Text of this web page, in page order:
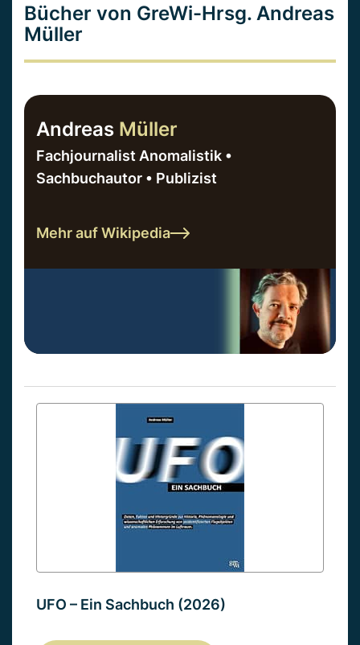
Bücher von GreWi-Hrsg. Andreas
Müller
Andreas Müller
Fachjournalist Anomalistik •
Sachbuchautor • Publizist
Mehr auf Wikipedia
UFO – Ein Sachbuch (2026)